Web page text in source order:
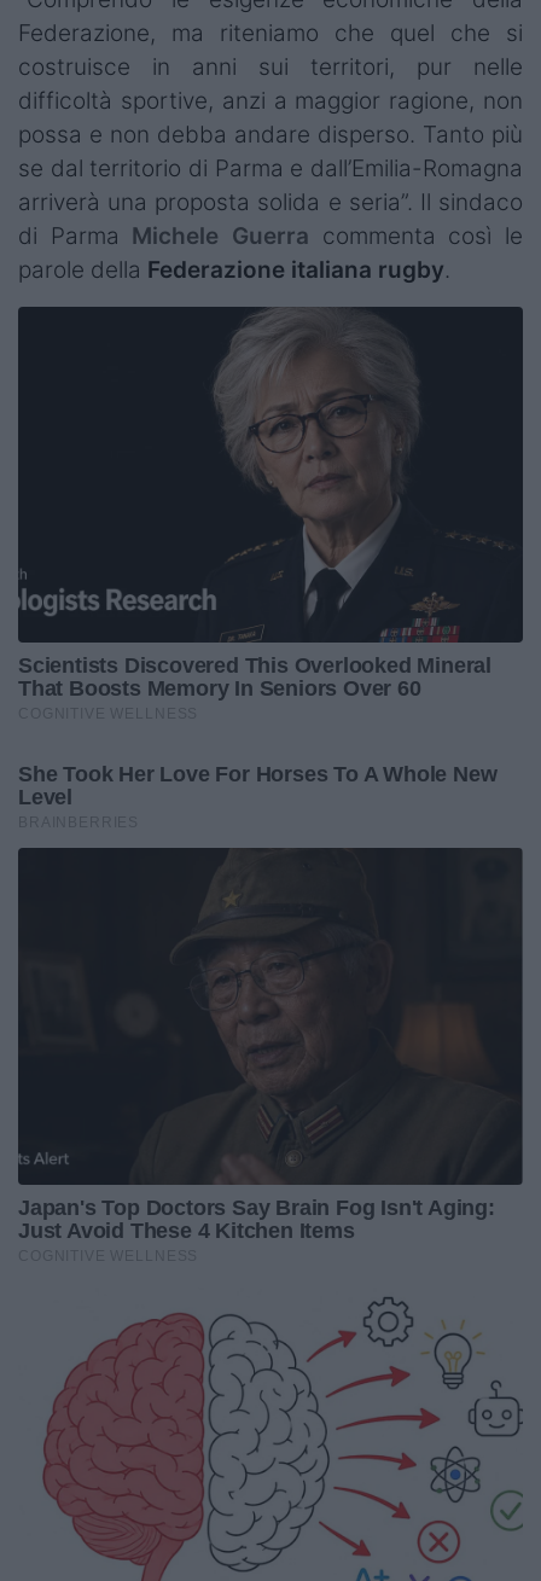
Federazione, ma riteniamo che quel che si
costruisce in anni sui territori, pur nelle
difficoltà sportive, anzi a maggior ragione, non
possa e non debba andare disperso. Tanto più
se dal territorio di Parma e dall’Emilia-Romagna
arriverà una proposta solida e seria”. Il sindaco
di Parma Michele Guerra commenta così le
parole della Federazione italiana rugby.